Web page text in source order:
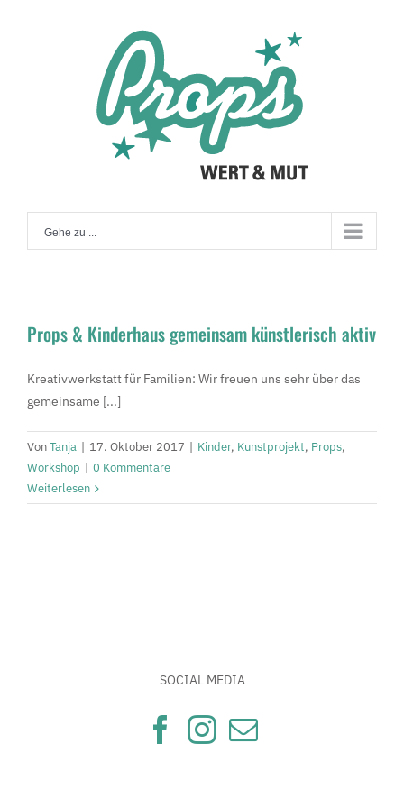
Gehe zu ...
Props & Kinderhaus gemeinsam künstlerisch aktiv
Kreativwerkstatt für Familien: Wir freuen uns sehr über das
gemeinsame [...]
VonTanja | 17. Oktober 2017 | Kinder, Kunstprojekt, Props,
Workshop | 0 Kommentare
Weiterlesen
SOCIAL MEDIA